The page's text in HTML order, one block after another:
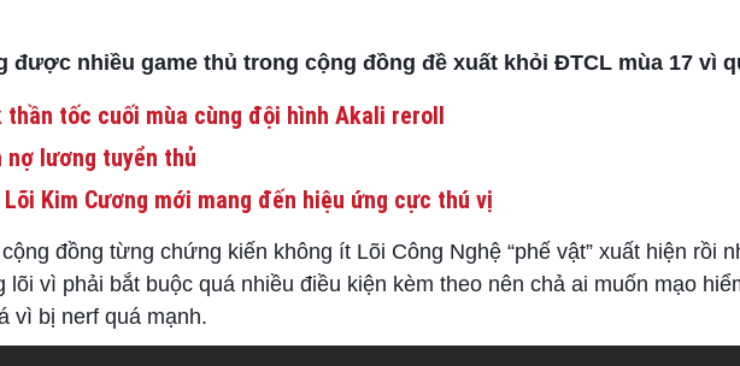
được nhiều game thủ trong cộng đồng đề xuất khỏi ĐTCL mùa 17 vì
thần tốc cuối mùa cùng đội hình Akali reroll
nợ lương tuyển thủ
Lõi Kim Cương mới mang đến hiệu ứng cực thú vị
đồng từng chứng kiến không ít Lõi Công Nghệ “phế vật” xuất hiện rồi
lõi vì phải bắt buộc quá nhiều điều kiện kèm theo nên chả ai muốn mạo
vì bị nerf quá mạnh.